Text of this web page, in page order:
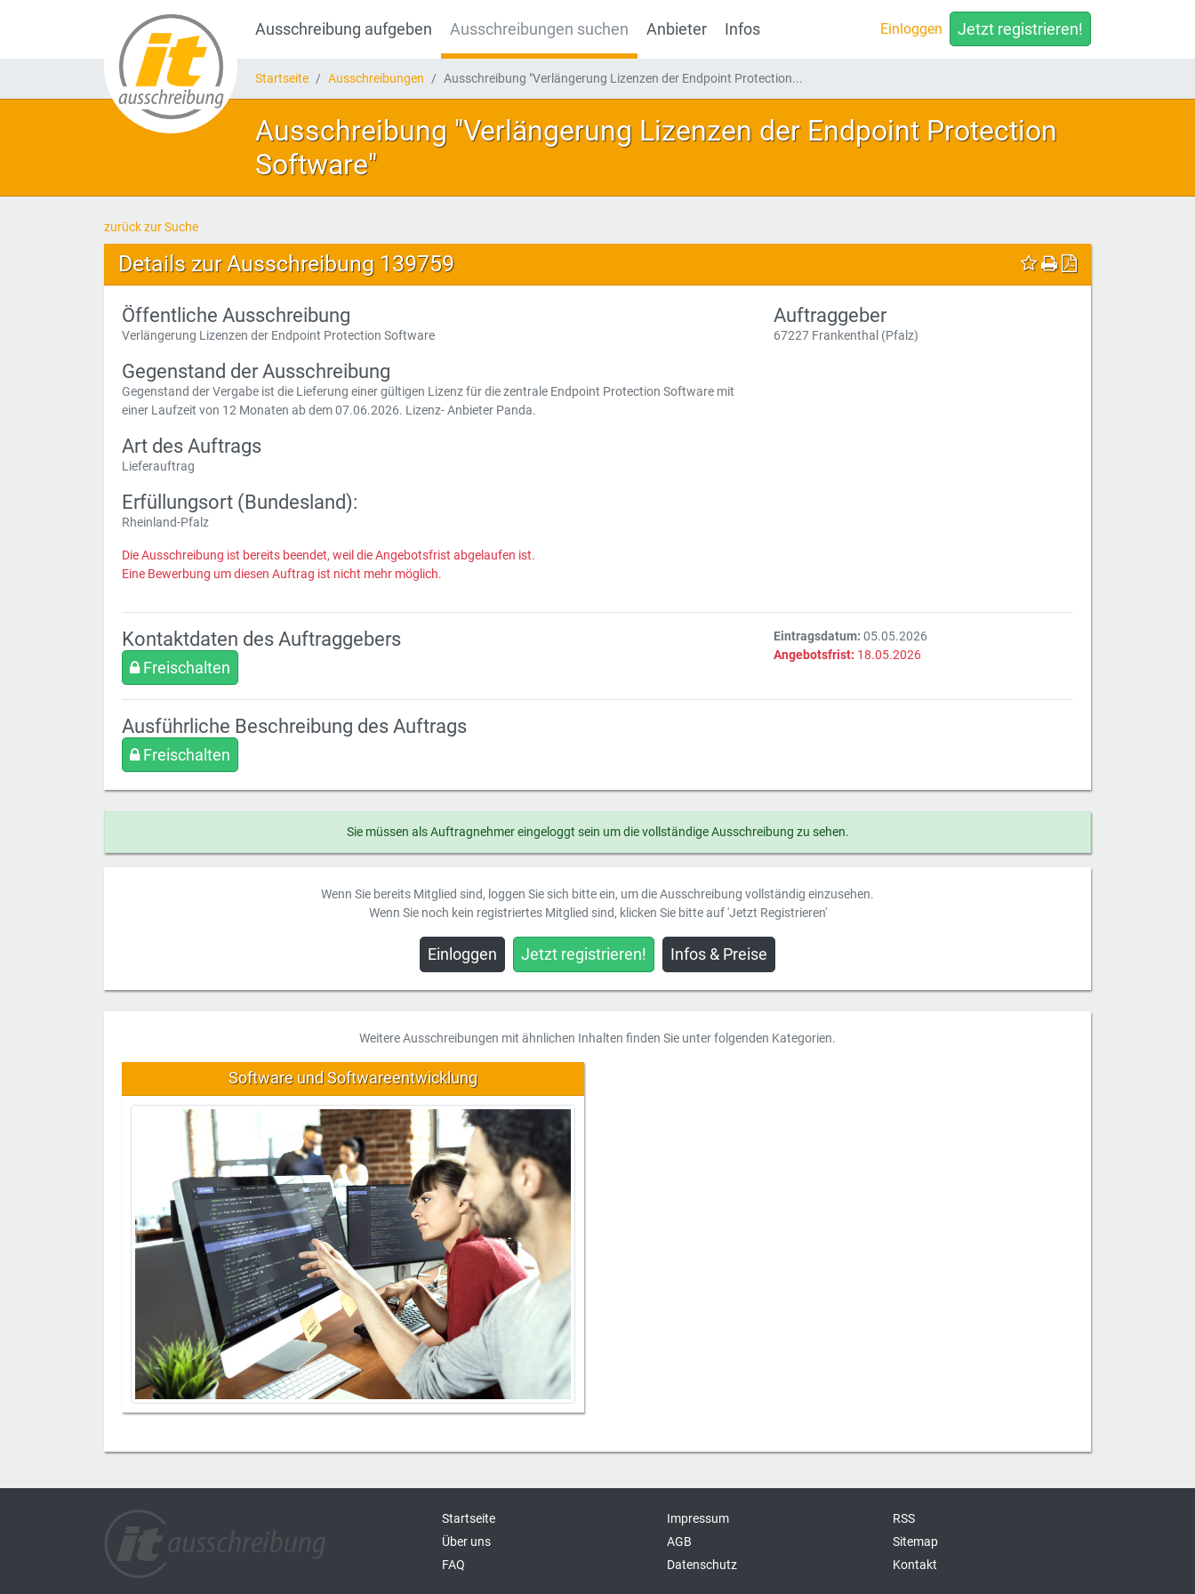
Ausschreibung aufgeben Ausschreibungen suchen Anbieter Infos Einloggen Jetzt registrieren!
Startseite Ausschreibungen Ausschreibung "Verlängerung Lizenzen der Endpoint Protection...
Ausschreibung "Verlängerung Lizenzen der Endpoint Protection
Software"
zurück zur Suche
Details zur Ausschreibung 139759
Öffentliche Ausschreibung
Verlängerung Lizenzen der Endpoint Protection Software
Gegenstand der Ausschreibung
Gegenstand der Vergabe ist die Lieferung einer gültigen Lizenz für die zentrale Endpoint Protection Software mit
einer Laufzeit von 12 Monaten ab dem 07.06.2026. Lizenz- Anbieter Panda.
Art des Auftrags
Lieferauftrag
Erfüllungsort (Bundesland):
Rheinland-Pfalz
Die Ausschreibung ist bereits beendet, weil die Angebotsfrist abgelaufen ist.
Eine Bewerbung um diesen Auftrag ist nicht mehr möglich.
Auftraggeber
67227 Frankenthal (Pfalz)
Kontaktdaten des Auftraggebers
Freischalten
Eintragsdatum: 05.05.2026
Angebotsfrist: 18.05.2026
Ausführliche Beschreibung des Auftrags
Freischalten
Sie müssen als Auftragnehmer eingeloggt sein um die vollständige Ausschreibung zu sehen.
Wenn Sie bereits Mitglied sind, loggen Sie sich bitte ein, um die Ausschreibung vollständig einzusehen.
Wenn Sie noch kein registriertes Mitglied sind, klicken Sie bitte auf 'Jetzt Registrieren'
Einloggen Jetzt registrieren! Infos & Preise
Weitere Ausschreibungen mit ähnlichen Inhalten finden Sie unter folgenden Kategorien.
Software und Softwareentwicklung
Startseite
Über uns
FAQ
Impressum
AGB
Datenschutz
RSS
Sitemap
Kontakt